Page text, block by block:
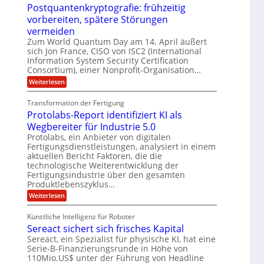
S
-
D
o
l
l
a
r
E
A
u
n
d
L
a
t
e
i
n
m
e
r
i
k
a
C
u
s
t
o
m
e
r
O
ff
i
e
r
e
t
K
o
m
p
e
t
e
n
z
z
e
n
t
r
u
m
f
ü
r
3
D
-
D
u
c
k
t
r
a
g
s
d
ä
m
p
f
e
f
ü
d
e
n
M
a
s
c
h
i
n
n
-
u
n
d
Postquantenkryptografie: frühzeitig
vorbereiten, spätere Störungen
vermeiden
Zum World Quantum Day am 14. April äußert
sich Jon France, CISO von ISC2 (International
Information System Security Certification
Consortium), einer Nonprofit-Organisation…
Weiterlesen:
P
s
t
q
u
a
n
t
e
n
k
r
y
p
o
g
r
a
f
Transformation der Fertigung
Protolabs-Report identifiziert KI als
Wegbereiter für Industrie 5.0
Protolabs, ein Anbieter von digitalen
Fertigungsdienstleistungen, analysiert in einem
aktuellen Bericht Faktoren, die die
technologische Weiterentwicklung der
Fertigungsindustrie über den gesamten
Produktlebenszyklus…
Weiterlesen:
P
o
t
o
l
a
b
Künstliche Intelligenz für Roboter
Sereact sichert sich frisches Kapital
Sereact, ein Spezialist für physische KI, hat eine
Serie-B-Finanzierungsrunde in Höhe von
110Mio.US$ unter der Führung von Headline